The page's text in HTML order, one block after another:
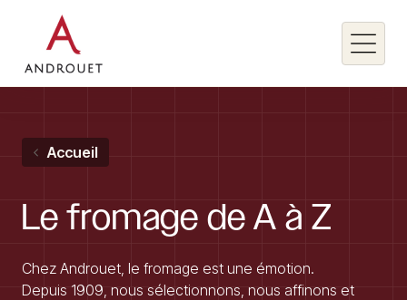
Rechercher un mot clé
Accueil
Le fromage de A à Z
Chez Androuet, le fromage est une émotion.
Depuis 1909, nous sélectionnons, nous affinons et